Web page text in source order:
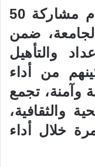
وشهد برنامج حج هذا العام مشاركة 50
ضمن
والتأهيل
من أداء
وآمنة، تجمع
والثقافية،
خلال أداء